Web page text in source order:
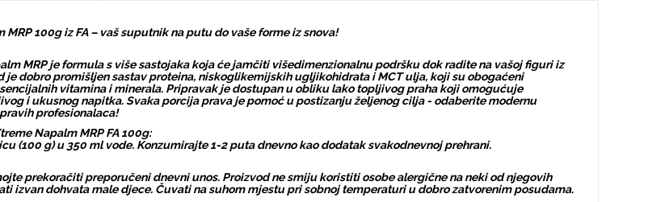
MRP 100g iz FA – vaš suputnik na putu do vaše forme iz snova!
MRP je formula s više sastojaka koja će jamčiti višedimenzionalnu podršku dok radite na vašoj figuri iz
je dobro promišljen sastav proteina, niskoglikemijskih ugljikohidrata i MCT ulja, koji su obogaćeni
vitamina i minerala. Pripravak je dostupan u obliku lako topljivog praha koji omogućuje
i ukusnog napitka. Svaka porcija prava je pomoć u postizanju željenog cilja - odaberite modernu
profesionalaca!
Napalm MRP FA 100g:
(100 g) u 350 ml vode. Konzumirajte 1-2 puta dnevno kao dodatak svakodnevnoj prehrani.
prekoračiti preporučeni dnevni unos. Proizvod ne smiju koristiti osobe alergične na neki od njegovih
izvan dohvata male djece. Čuvati na suhom mjestu pri sobnoj temperaturi u dobro zatvorenim posudama.